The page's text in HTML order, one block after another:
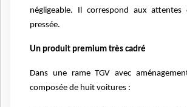
négligeable. Il correspond aux attentes
pressée.
Un produit premium très cadré
Dans une rame TGV avec
composée de huit voitures :